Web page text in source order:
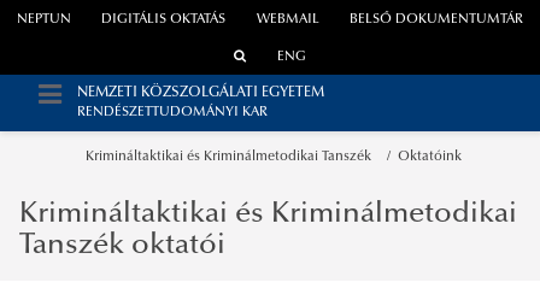
WEBMAIL
NEPTUN DIGITÁLIS OKTATÁS BELSŐ DOKUMENTUMTÁR
ENG
NEMZETI KÖZSZOLGÁLATI EGYETEM
RENDÉSZETTUDOMÁNYI KAR
Krimináltaktikai és Kriminálmetodikai Tanszék Oktatóink
Krimináltaktikai és Kriminálmetodikai
Tanszék oktatói